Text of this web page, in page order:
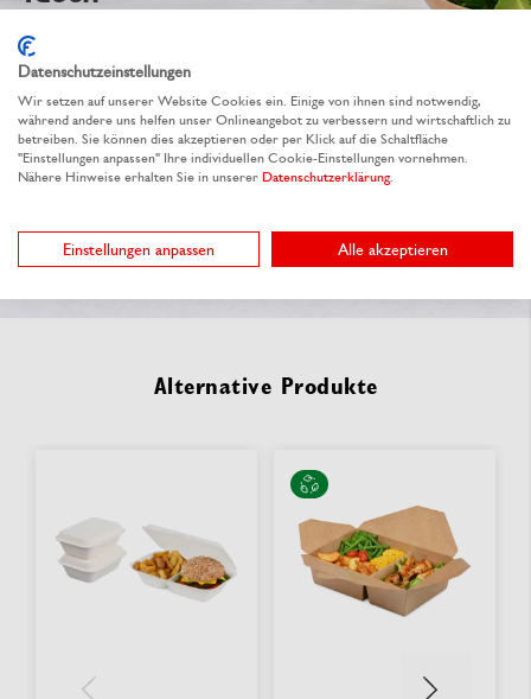
Wir besprechen gemeinsam Ihre Ideen
Wir kümmern uns um die Individualisierung
Alternative Produkte
Datenschutzeinstellungen
Wir setzen auf unserer Website Cookies ein. Einige von ihnen sind notwendig,
während andere uns helfen unser Onlineangebot zu verbessern und wirtschaftlich zu
betreiben. Sie können dies akzeptieren oder per Klick auf die Schaltfläche
"Einstellungen anpassen" Ihre individuellen Cookie-Einstellungen vornehmen.
Nähere Hinweise erhalten Sie in unserer Datenschutzerklärung
Einstellungen anpassen Alle akzeptieren